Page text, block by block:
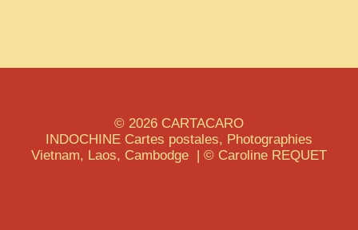
© 2026 CARTACARO
INDOCHINE Cartes postales, Photographies
Vietnam, Laos, Cambodge | © Caroline REQUET